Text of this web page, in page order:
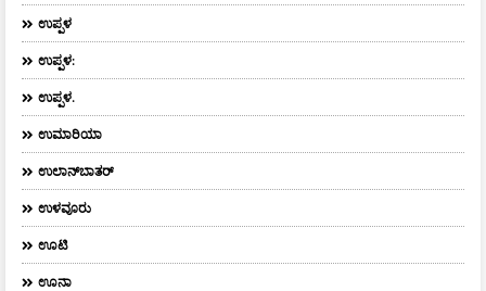
ಉಪ್ಪಳ
ಉಪ್ಪಳ:
ಉಪ್ಪಳ.
ಉಮಾರಿಯಾ
ಉಲಾನ್‌ಬಾತರ್
ಉಳವೂರು
ಊಟಿ
ಊನಾ